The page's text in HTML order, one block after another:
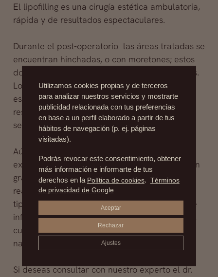
El lipofilling es una cirugía estética ambulatoria,
rápida y de resultados espectaculares.
Durante el post-operatorio las áreas tratadas se
encuentran hinchadas, o con moretones; estos
dos síntomas desaparecerán en un par de días.
Los consejos postoperatorios deben seguirse
estrictamente como en cualquier cirugía y los
resultados se verán a partir de la primera
semana.
Aún cuando los resultados de la cirugía son
excelentes, dado que la infiltración se hace con
grasa del paciente, con el tiempo ésta será
reabsorbida en cierto grado, dependiendo del
tipo y cantidad de grasa, y la forma en que fue
infiltrada. Al infiltrarse sustancias extraídas del
cuerpo del paciente, se obtendrán resultados
naturales .
Si deseas consultar con nuestro experto el dr.
Utilizamos cookies propias y de terceros
para analizar nuestros servicios y mostrarte
publicidad relacionada con tus preferencias
en base a un perfil elaborado a partir de tus
hábitos de navegación (p. ej. páginas
visitadas).
Podrás revocar este consentimiento, obtener
más información e informarte de tus
derechos en la Política de cookies. Términos
de privacidad de Google
Aceptar
Rechazar
Ajustes